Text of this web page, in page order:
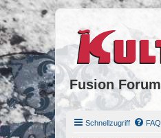
Fusion Forum
Schnellzugriff FAQ